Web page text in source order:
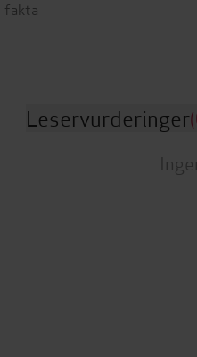
fakta
Leservurderinger